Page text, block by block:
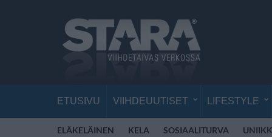
ETUSIVU VIIHDEUUTISET LIFESTYLE
ELÄKELÄINEN KELA SOSIAALITURVA